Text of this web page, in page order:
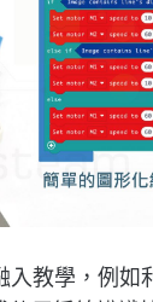
入教學，例如